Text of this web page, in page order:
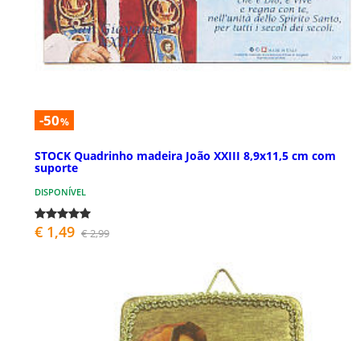
-50%
STOCK Quadrinho madeira João XXIII 8,9x11,5 cm com
suporte
DISPONÍVEL
€ 1,49 € 2,99